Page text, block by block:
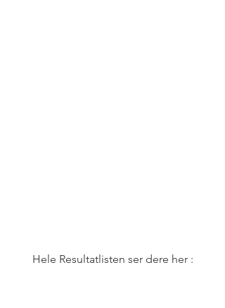
Hele Resultatlisten ser dere her :